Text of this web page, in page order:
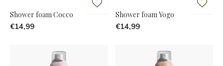
Shower foam Cocco
€14,99
Shower foam Yogo
€14,99